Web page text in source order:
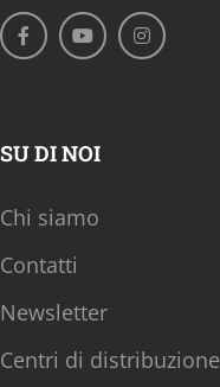
SU DI NOI
Chi siamo
Contatti
Newsletter
Centri di distribuzione